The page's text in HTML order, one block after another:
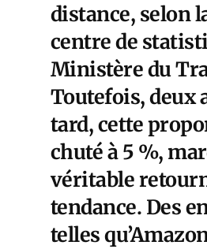
distance, selon
centre de
Ministère du
Toutefois, deux
tard, cette
chuté à 5 %,
véritable
tendance. Des
telles